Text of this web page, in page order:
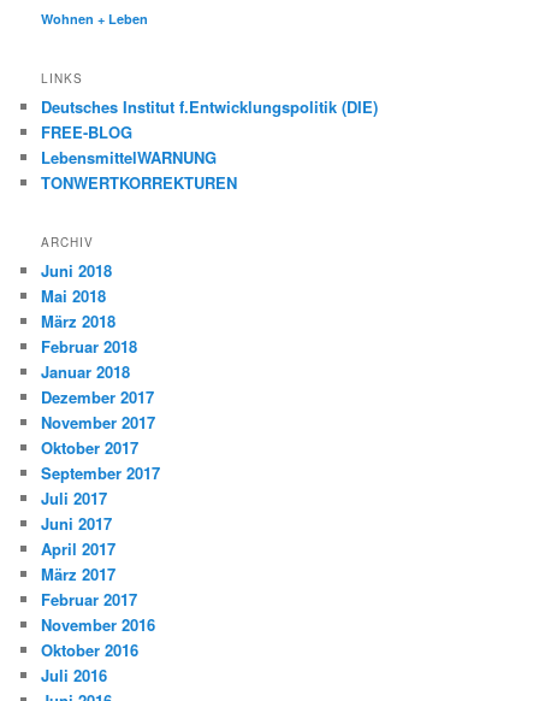
Wohnen + Leben
LINKS
Deutsches Institut f.Entwicklungspolitik (DIE)
FREE-BLOG
LebensmittelWARNUNG
TONWERTKORREKTUREN
ARCHIV
Juni 2018
Mai 2018
März 2018
Februar 2018
Januar 2018
Dezember 2017
November 2017
Oktober 2017
September 2017
Juli 2017
Juni 2017
April 2017
März 2017
Februar 2017
November 2016
Oktober 2016
Juli 2016